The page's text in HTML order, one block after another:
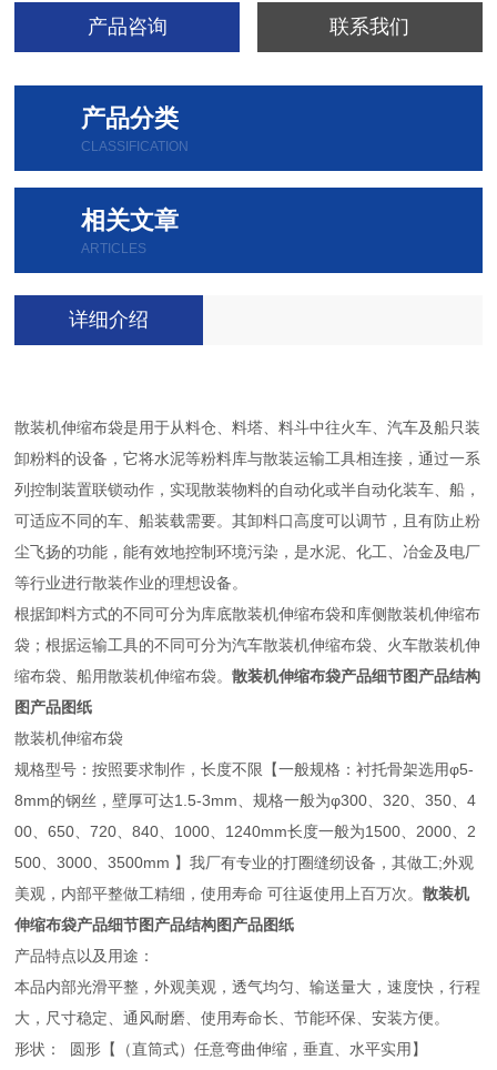
产品咨询 联系我们
产品分类
CLASSIFICATION
相关文章
ARTICLES
详细介绍
散装机伸缩布袋是用于从料仓、料塔、料斗中往火车、汽车及船只装
卸粉料的设备，它将水泥等粉料库与散装运输工具相连接，通过一系
列控制装置联锁动作，实现散装物料的自动化或半自动化装车、船，
可适应不同的车、船装载需要。其卸料口高度可以调节，且有防止粉
尘飞扬的功能，能有效地控制环境污染，是水泥、化工、冶金及电厂
等行业进行散装作业的理想设备。
根据卸料方式的不同可分为库底散装机伸缩布袋和库侧散装机伸缩布
袋；根据运输工具的不同可分为汽车散装机伸缩布袋、火车散装机伸
缩布袋、船用散装机伸缩布袋。散装机伸缩布袋产品细节图产品结构
图产品图纸
散装机伸缩布袋
规格型号：按照要求制作，长度不限【一般规格：衬托骨架选用φ5-
8mm的钢丝，壁厚可达1.5-3mm、规格一般为φ300、320、350、4
00、650、720、840、1000、1240mm长度一般为1500、2000、2
500、3000、3500mm 】我厂有专业的打圈缝纫设备，其做工;外观
美观，内部平整做工精细，使用寿命 可往返使用上百万次。散装机
伸缩布袋产品细节图产品结构图产品图纸
产品特点以及用途：
本品内部光滑平整，外观美观，透气均匀、输送量大，速度快，行程
大，尺寸稳定、通风耐磨、使用寿命长、节能环保、安装方便。
形状： 圆形【（直筒式）任意弯曲伸缩，垂直、水平实用】